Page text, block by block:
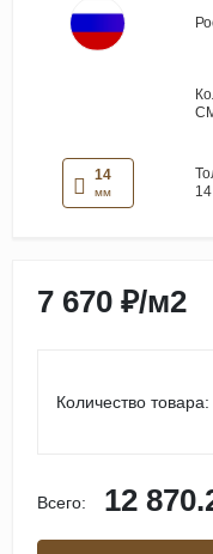
14
мм
7 670 ₽/м2
Количество товара:
Всего: 12